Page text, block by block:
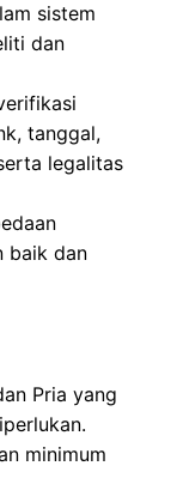
sistem
dan
tanggal,
legalitas
baik dan
Pria yang
minimum